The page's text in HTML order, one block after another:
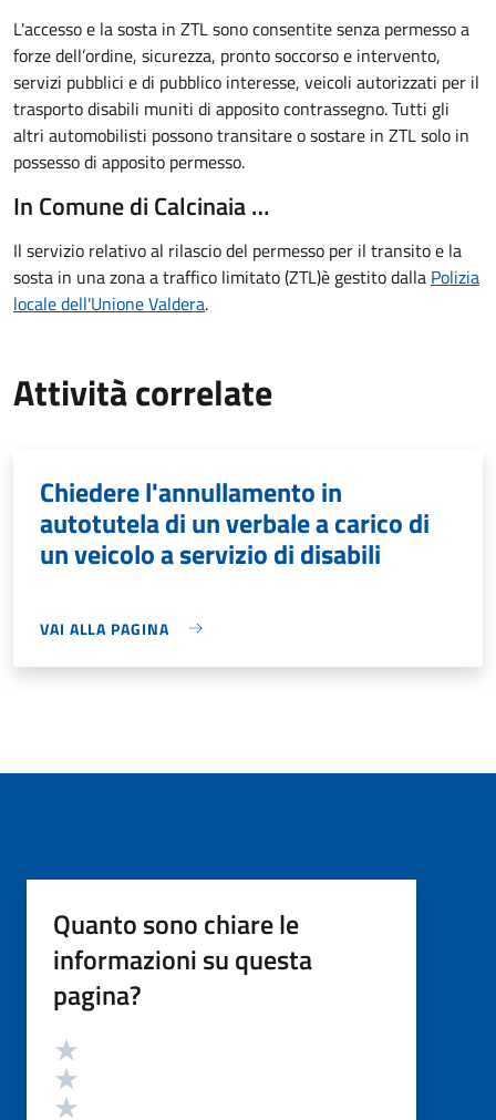
L'accesso e la sosta in ZTL sono consentite senza permesso a
forze dell’ordine, sicurezza, pronto soccorso e intervento,
servizi pubblici e di pubblico interesse, veicoli autorizzati per il
trasporto disabili muniti di apposito contrassegno. Tutti gli
altri automobilisti possono transitare o sostare in ZTL solo in
possesso di apposito permesso.
In Comune di Calcinaia …
Il servizio relativo al rilascio del permesso per il transito e la
sosta in una zona a traffico limitato (ZTL)è gestito dalla Polizia
locale dell'Unione Valdera.
Attività correlate
Chiedere l'annullamento in
autotutela di un verbale a carico di
un veicolo a servizio di disabili
VAI ALLA PAGINA
Quanto sono chiare le
informazioni su questa
pagina?
Valutazione